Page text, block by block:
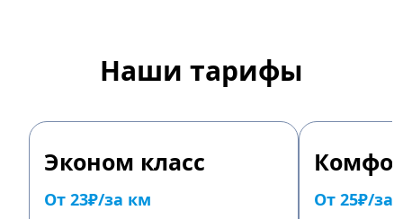
Наши тарифы
Эконом класс
От 23₽/за км От 25₽/за